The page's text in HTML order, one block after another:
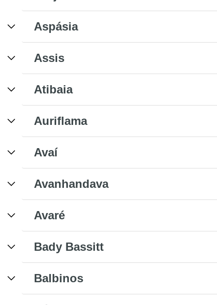
Aspásia
Assis
Atibaia
Auriflama
Avaí
Avanhandava
Avaré
Bady Bassitt
Balbinos